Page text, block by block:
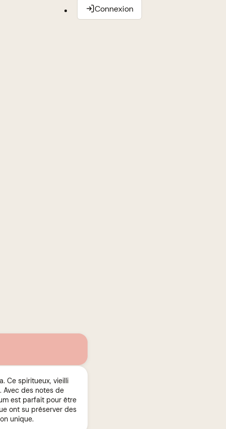
Connexion
Ce spiritueux, vieilli
Avec des notes de
est parfait pour être
ont su préserver des
unique.